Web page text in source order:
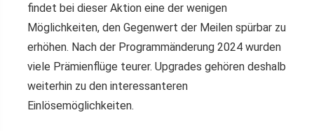
findet bei dieser Aktion eine der wenigen
Möglichkeiten, den Gegenwert der Meilen spürbar zu
erhöhen. Nach der Programmänderung 2024 wurden
viele Prämienflüge teurer. Upgrades gehören deshalb
weiterhin zu den interessanteren
Einlösemöglichkeiten.